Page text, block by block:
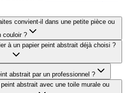
convient-il dans une petite pièce ou
couloir ?
à un papier peint abstrait déjà choisi ?
abstrait par un professionnel ?
abstrait avec une toile murale ou